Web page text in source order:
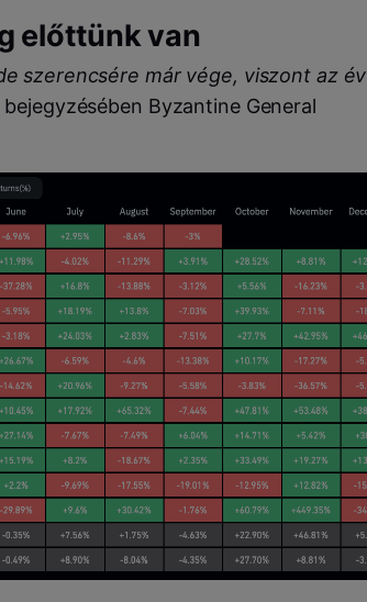
előttünk van
szerencsére már vége, viszont az év
Byzantine General